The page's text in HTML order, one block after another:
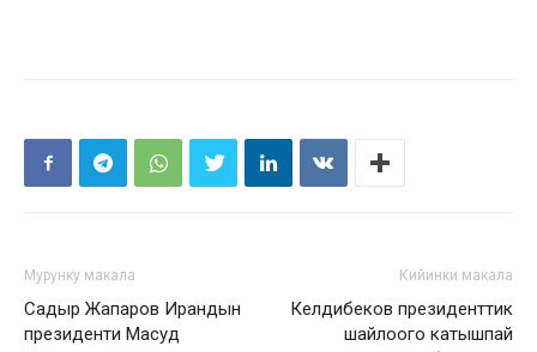
Мурунку макала
Садыр Жапаров Ирандын
президенти Масуд
Кийинки макала
Келдибеков президенттик
шайлоого катышпай